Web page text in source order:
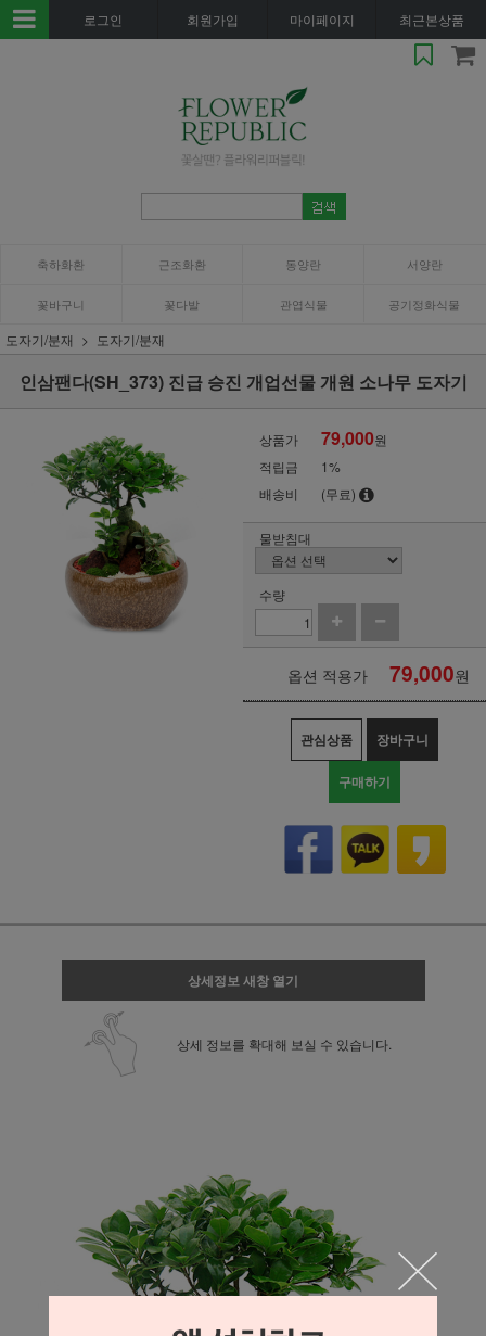
로그인 회원가입 마이페이지 최근본상품
축하화환 근조화환 동양란 서양란
꽃바구니 꽃다발 관엽식물 공기정화식물
도자기/분재 도자기/분재
인삼팬다(SH_373) 진급 승진 개업선물 개원 소나무 도자기
상품가 79,000원
적립금
1%
배송비
(무료)
물받침대
수량
옵션 적용가 79,000원
관심상품 장바구니
구매하기
상세정보 새창 열기
상세 정보를 확대해 보실 수 있습니다.